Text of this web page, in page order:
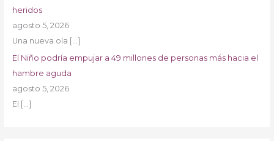
heridos
agosto 5, 2026
Una nueva ola […]
El Niño podría empujar a 49 millones de personas más hacia el
hambre aguda
agosto 5, 2026
El […]